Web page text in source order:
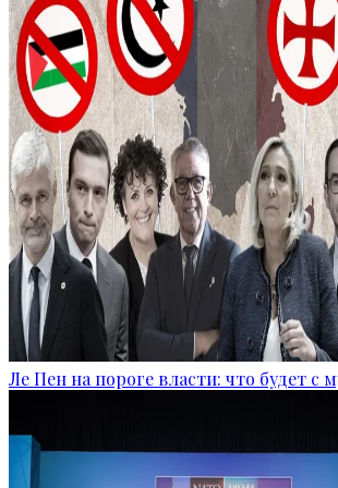
Ле Пен на пороге власти: что будет с